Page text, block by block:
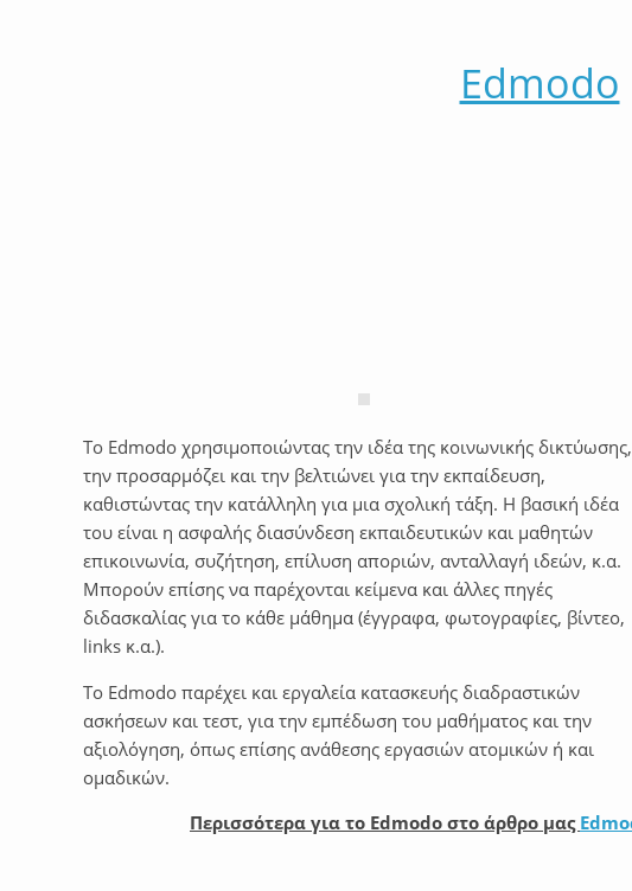
Edmodo
Το Edmodo χρησιμοποιώντας την ιδέα της κοινωνικής δικτύωσης,
την προσαρμόζει και την βελτιώνει για την εκπαίδευση,
καθιστώντας την κατάλληλη για μια σχολική τάξη. Η βασική ιδέα
του είναι η ασφαλής διασύνδεση εκπαιδευτικών και μαθητών
επικοινωνία, συζήτηση, επίλυση αποριών, ανταλλαγή ιδεών, κ.α.
Μπορούν επίσης να παρέχονται κείμενα και άλλες πηγές
διδασκαλίας για το κάθε μάθημα (έγγραφα, φωτογραφίες, βίντεο,
links κ.α.).
Το Edmodo παρέχει και εργαλεία κατασκευής διαδραστικών
ασκήσεων και τεστ, για την εμπέδωση του μαθήματος και την
αξιολόγηση, όπως επίσης ανάθεσης εργασιών ατομικών ή και
ομαδικών.
Περισσότερα για το Edmodo στο άρθρο μας